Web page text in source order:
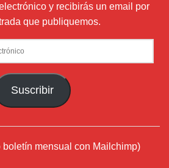
y recibirás un email por
que publiquemos.
Suscribir
boletín mensual con Mailchimp)